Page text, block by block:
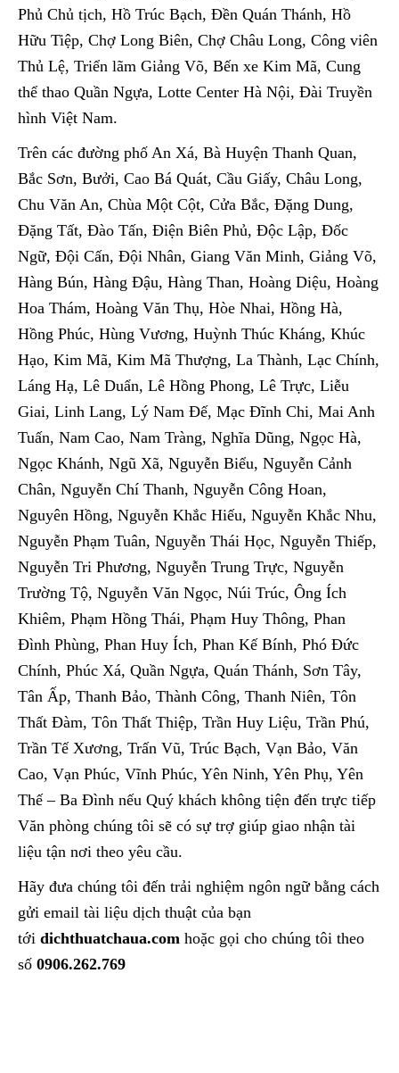
Phủ Chủ tịch, Hồ Trúc Bạch, Đền Quán Thánh, Hồ
Hữu Tiệp, Chợ Long Biên, Chợ Châu Long, Công viên
Thủ Lệ, Triển lãm Giảng Võ, Bến xe Kim Mã, Cung
thể thao Quần Ngựa, Lotte Center Hà Nội, Đài Truyền
hình Việt Nam.
Trên các đường phố An Xá, Bà Huyện Thanh Quan,
Bắc Sơn, Bưởi, Cao Bá Quát, Cầu Giấy, Châu Long,
Chu Văn An, Chùa Một Cột, Cửa Bắc, Đặng Dung,
Đặng Tất, Đào Tấn, Điện Biên Phủ, Độc Lập, Đốc
Ngữ, Đội Cấn, Đội Nhân, Giang Văn Minh, Giảng Võ,
Hàng Bún, Hàng Đậu, Hàng Than, Hoàng Diệu, Hoàng
Hoa Thám, Hoàng Văn Thụ, Hòe Nhai, Hồng Hà,
Hồng Phúc, Hùng Vương, Huỳnh Thúc Kháng, Khúc
Hạo, Kim Mã, Kim Mã Thượng, La Thành, Lạc Chính,
Láng Hạ, Lê Duẩn, Lê Hồng Phong, Lê Trực, Liễu
Giai, Linh Lang, Lý Nam Đế, Mạc Đĩnh Chi, Mai Anh
Tuấn, Nam Cao, Nam Tràng, Nghĩa Dũng, Ngọc Hà,
Ngọc Khánh, Ngũ Xã, Nguyễn Biểu, Nguyễn Cảnh
Chân, Nguyễn Chí Thanh, Nguyễn Công Hoan,
Nguyên Hồng, Nguyễn Khắc Hiếu, Nguyễn Khắc Nhu,
Nguyễn Phạm Tuân, Nguyễn Thái Học, Nguyễn Thiếp,
Nguyễn Tri Phương, Nguyễn Trung Trực, Nguyễn
Trường Tộ, Nguyễn Văn Ngọc, Núi Trúc, Ông Ích
Khiêm, Phạm Hồng Thái, Phạm Huy Thông, Phan
Đình Phùng, Phan Huy Ích, Phan Kế Bính, Phó Đức
Chính, Phúc Xá, Quần Ngựa, Quán Thánh, Sơn Tây,
Tân Ấp, Thanh Bảo, Thành Công, Thanh Niên, Tôn
Thất Đàm, Tôn Thất Thiệp, Trần Huy Liệu, Trần Phú,
Trần Tế Xương, Trấn Vũ, Trúc Bạch, Vạn Bảo, Văn
Cao, Vạn Phúc, Vĩnh Phúc, Yên Ninh, Yên Phụ, Yên
Thế – Ba Đình nếu Quý khách không tiện đến trực tiếp
Văn phòng chúng tôi sẽ có sự trợ giúp giao nhận tài
liệu tận nơi theo yêu cầu.
Hãy đưa chúng tôi đến trải nghiệm ngôn ngữ bằng cách
gửi email tài liệu dịch thuật của bạn
tới dichthuatchaua.com hoặc gọi cho chúng tôi theo
số 0906.262.769